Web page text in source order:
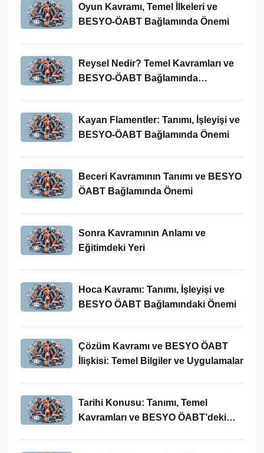
Oyun Kavramı, Temel İlkeleri ve
BESYO-ÖABT Bağlamında Önemi
Reysel Nedir? Temel Kavramları ve
BESYO-ÖABT Bağlamında
Kayan Flamentler: Tanımı, İşleyişi ve
BESYO-ÖABT Bağlamında Önemi
Beceri Kavramının Tanımı ve BESYO
ÖABT Bağlamında Önemi
Sonra Kavramının Anlamı ve
Eğitimdeki Yeri
Hoca Kavramı: Tanımı, İşleyişi ve
BESYO ÖABT Bağlamındaki Önemi
Çözüm Kavramı ve BESYO ÖABT
İlişkisi: Temel Bilgiler ve Uygulamalar
Tarihi Konusu: Tanımı, Temel
Kavramları ve BESYO ÖABT’deki